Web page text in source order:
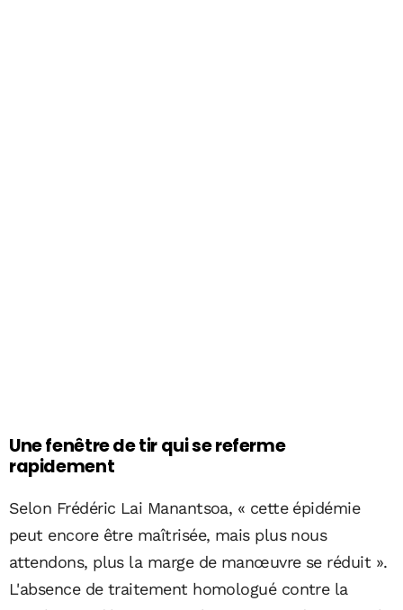
Une fenêtre de tir qui se referme
rapidement
Selon Frédéric Lai Manantsoa, « cette épidémie
peut encore être maîtrisée, mais plus nous
attendons, plus la marge de manœuvre se réduit ».
L'absence de traitement homologué contre la